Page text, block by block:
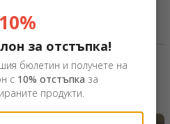
seriozitate, amabilitate și nu în
за отстъпка!
бюлетин и получете на
с 10% отстъпка за
продукти.